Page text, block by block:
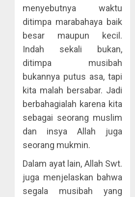
menyebutnya waktu
ditimpa marabahaya baik
besar maupun kecil.
Indah sekali bukan,
ditimpa musibah
bukannya putus asa, tapi
kita malah bersabar. Jadi
berbahagialah karena kita
sebagai seorang muslim
dan insya Allah juga
seorang mukmin.
Dalam ayat lain, Allah Swt.
juga menjelaskan bahwa
segala musibah yang